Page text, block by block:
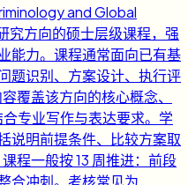
and Global
究方向的硕士层级课程，强
能力。课程通常面向已有基
题识别、方案设计、执行评
覆盖该方向的核心概念、
专业写作与表达要求。学
说明前提条件、比较方案取
程一般按 13 周推进：前段
合冲刺。考核常见为